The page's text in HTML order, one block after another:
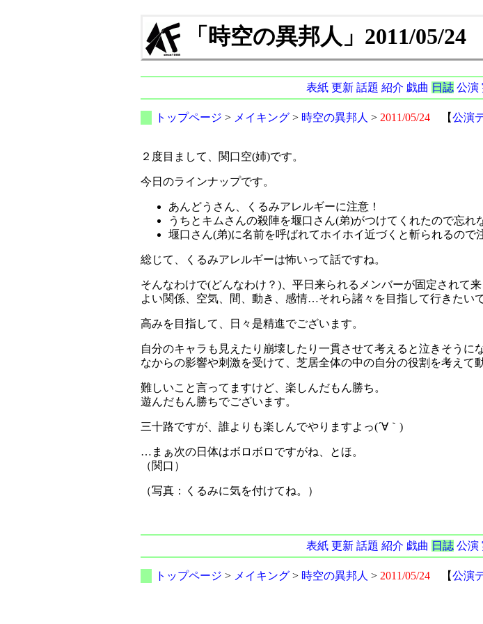
「時空の異邦人」2011/05/24
表紙 更新 話題 紹介 戯曲 日誌 公演
トップページ > メイキング> 時空の異邦人 > 2011/05/24【公演
２度目まして、関口空(姉)です。
今日のラインナップです。
あんどうさん、くるみアレルギーに注意！
うちとキムさんの殺陣を堰口さん(弟)がつけてくれたので忘れ
堰口さん(弟)に名前を呼ばれてホイホイ近づくと斬られるので
総じて、くるみアレルギーは怖いって話ですね。
そんなわけで(どんなわけ？)、平日来られるメンバーが固定されて
よい関係、空気、間、動き、感情…それら諸々を目指して行きたいで
高みを目指して、日々是精進でございます。
自分のキャラも見えたり崩壊したり一貫させて考えると泣きそう
なからの影響や刺激を受けて、芝居全体の中の自分の役割を考えて
難しいこと言ってますけど、楽しんだもん勝ち。
遊んだもん勝ちでございます。
三十路ですが、誰よりも楽しんでやりますよっ(´∀｀)
…まぁ次の日体はボロボロですがね、とほ。
（関口）
（写真：くるみに気を付けてね。）
表紙 更新 話題 紹介 戯曲 日誌 公演
トップページ > メイキング> 時空の異邦人 > 2011/05/24【公演